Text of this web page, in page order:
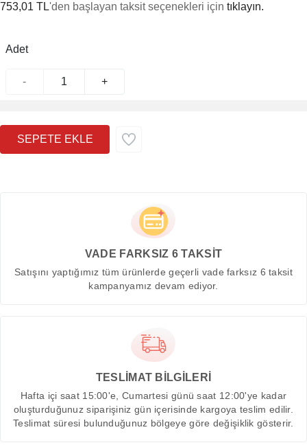
753,01 TL'den başlayan taksit seçenekleri için tıklayın.
Adet
- +
VADE FARKSIZ 6 TAKSİT
Satışını yaptığımız tüm ürünlerde geçerli vade farksız 6 taksit
kampanyamız devam ediyor.
TESLİMAT BİLGİLERİ
Hafta içi saat 15:00'e, Cumartesi günü saat 12:00'ye kadar
oluşturduğunuz siparişiniz gün içerisinde kargoya teslim edilir.
Teslimat süresi bulunduğunuz bölgeye göre değişiklik gösterir.